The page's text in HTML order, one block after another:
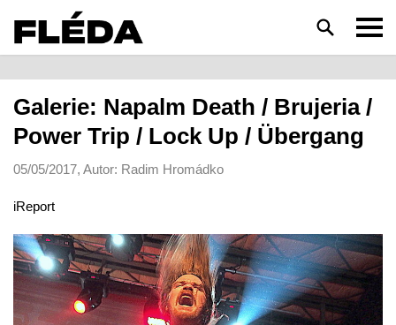
HLEDAT
Galerie: Napalm Death / Brujeria /
Power Trip / Lock Up / Übergang
05/05/2017, Autor: Radim Hromádko
iReport